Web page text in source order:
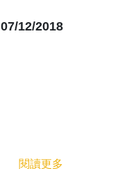
07/12/2018
閱讀更多